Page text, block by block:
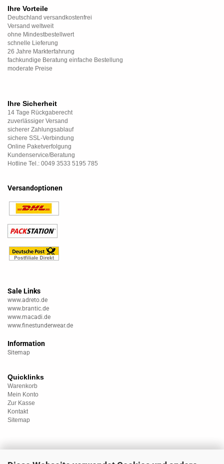
Ihre Vorteile
Deutschland versandkostenfrei
Versand weltweit
ohne Mindestbestellwert
schnelle Lieferung
26 Jahre Markterfahrung
fachkundige Beratung einfache Bestellung
moderate Preise
Ihre Sicherheit
14 Tage Rückgaberecht
zuverlässiger Versand
sicherer Zahlungsablauf
sichere SSL-Verbindung
Online Paketverfolgung
Kundenservice/Beratung
Hotline Tel.: 0049 3533 5195 785
Versandoptionen
Sale Links
www.adreto.de
www.brantic.de
www.macadi.de
www.finestunderwear.de
Information
Sitemap
Quicklinks
Warenkorb
Mein Konto
Zur Kasse
Kontakt
Sitemap